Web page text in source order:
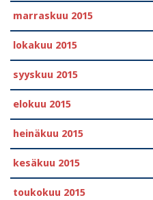
marraskuu 2015
lokakuu 2015
syyskuu 2015
elokuu 2015
heinäkuu 2015
kesäkuu 2015
toukokuu 2015